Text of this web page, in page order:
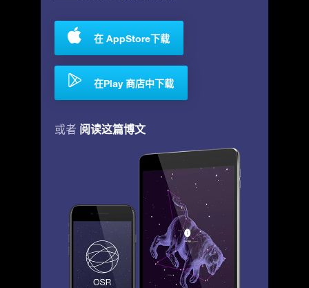
在 AppStore下载
在Play 商店中下载
或者 阅读这篇博文